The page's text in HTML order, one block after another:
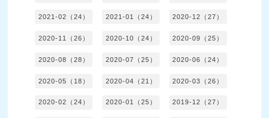
2021-02（24） 2021-01（24） 2020-12（27）
2020-11（26） 2020-10（24） 2020-09（25）
2020-08（28） 2020-07（25） 2020-06（24）
2020-05（18） 2020-04（21） 2020-03（26）
2020-02（24） 2020-01（25） 2019-12（27）